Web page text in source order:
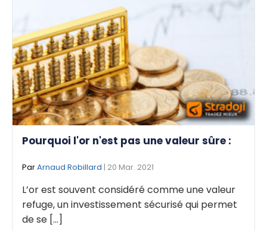
Pourquoi l'or n'est pas une valeur sûre :
ParArnaud Robillard | 20 Mar. 2021
L’or est souvent considéré comme une valeur
refuge, un investissement sécurisé qui permet
de se [...]